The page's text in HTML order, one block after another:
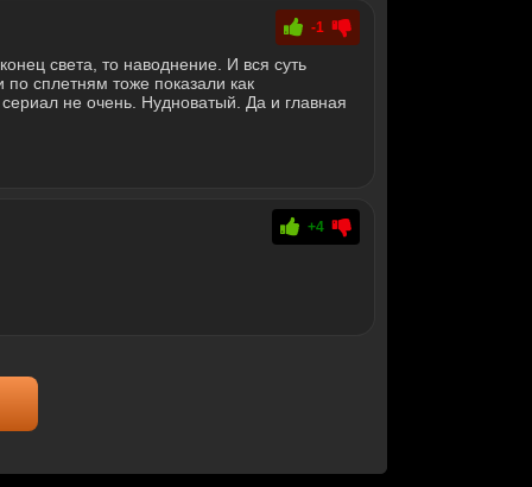
-1
света, то наводнение. И вся суть
сплетням тоже показали как
не очень. Нудноватый. Да и главная
+4